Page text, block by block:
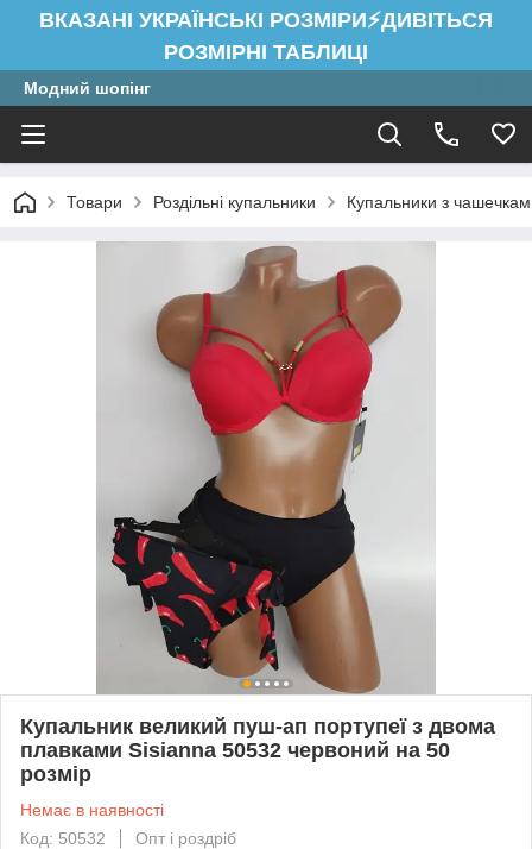
ВКАЗАНІ УКРАЇНСЬКІ РОЗМІРИ⚡ДИВІТЬСЯ
РОЗМІРНІ ТАБЛИЦІ
Модний шопінг
Товари Роздільні купальники Купальники з
Купальник великий пуш-ап портупеї з двома
плавками Sisianna 50532 червоний на 50
розмір
Немає в наявності
Код: 50532
Опт і роздріб